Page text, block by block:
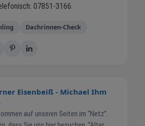
07851-3166.
Dachrinnen-Check
Eisenbeiß - Michael Ihm
auf unseren Seiten im “Netz”.